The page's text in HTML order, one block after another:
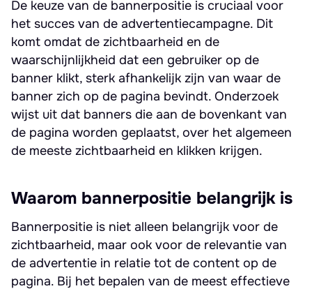
De keuze van de bannerpositie is cruciaal voor
het succes van de advertentiecampagne. Dit
komt omdat de zichtbaarheid en de
waarschijnlijkheid dat een gebruiker op de
banner klikt, sterk afhankelijk zijn van waar de
banner zich op de pagina bevindt. Onderzoek
wijst uit dat banners die aan de bovenkant van
de pagina worden geplaatst, over het algemeen
de meeste zichtbaarheid en klikken krijgen.
Waarom bannerpositie belangrijk is
Bannerpositie is niet alleen belangrijk voor de
zichtbaarheid, maar ook voor de relevantie van
de advertentie in relatie tot de content op de
pagina. Bij het bepalen van de meest effectieve